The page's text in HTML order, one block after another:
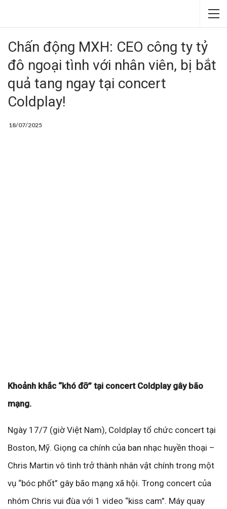
Chấn động MXH: CEO công ty tỷ
đô ngoại tình với nhân viên, bị bắt
quả tang ngay tại concert
Coldplay!
18/07/2025
Khoảnh khắc “khó đỡ” tại concert Coldplay gây bão
mạng.
Ngày 17/7 (giờ Việt Nam), Coldplay tổ chức concert tại
Boston, Mỹ. Giọng ca chính của ban nhạc huyền thoại –
Chris Martin vô tình trở thành nhân vật chính trong một
vụ “bóc phốt” gây bão mạng xã hội. Trong concert của
nhóm Chris vui đùa với 1 video “kiss cam”. Máy quay